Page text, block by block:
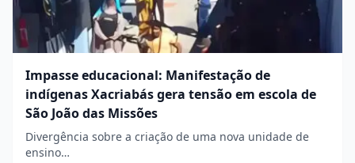
Impasse educacional: Manifestação de
indígenas Xacriabás gera tensão em escola de
São João das Missões
Divergência sobre a criação de uma nova unidade de
ensino…